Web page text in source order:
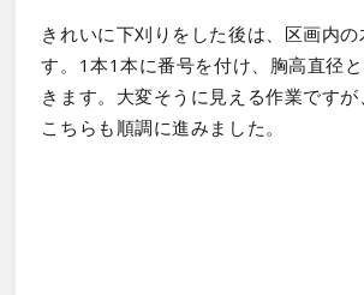
きれいに下刈りをした後は、区画内
す。 1本1本に番号を付け、胸高直径
きます。大変そうに見える作業ですが
こちらも順調に進みました。